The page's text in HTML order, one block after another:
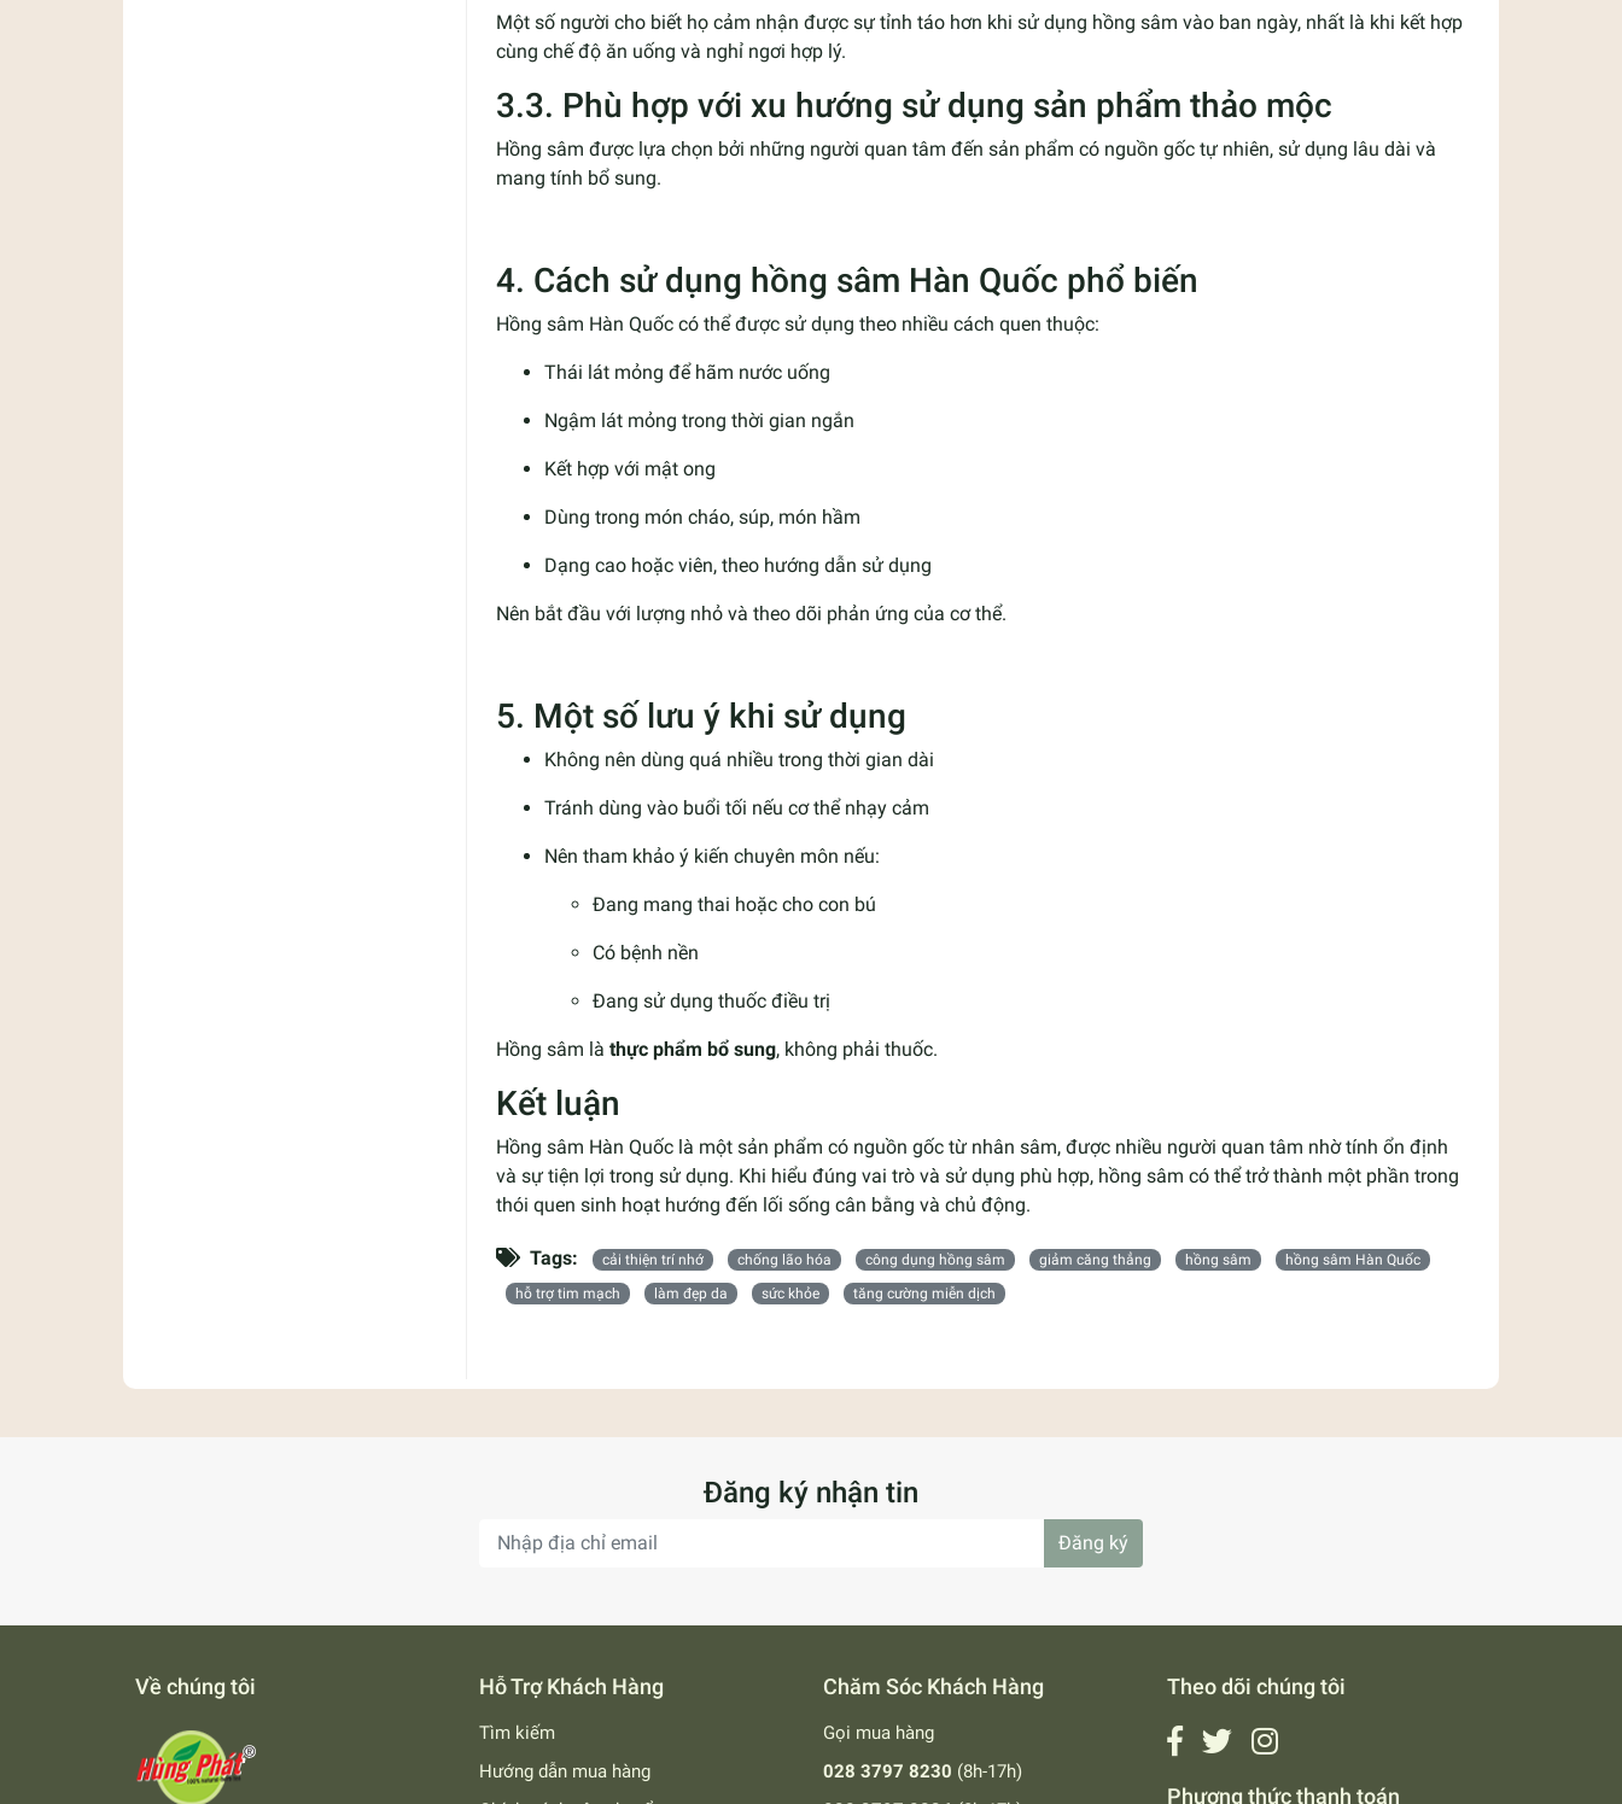
Một số người cho biết họ cảm nhận được sự tỉnh táo hơn khi sử dụng hồng sâm vào ban ngày, nhất là khi kết hợp
cùng chế độ ăn uống và nghỉ ngơi hợp lý.
3.3. Phù hợp với xu hướng sử dụng sản phẩm thảo mộc
Hồng sâm được lựa chọn bởi những người quan tâm đến sản phẩm có nguồn gốc tự nhiên, sử dụng lâu dài và
mang tính bổ sung.
4. Cách sử dụng hồng sâm Hàn Quốc phổ biến
Hồng sâm Hàn Quốc có thể được sử dụng theo nhiều cách quen thuộc:
Thái lát mỏng để hãm nước uống
Ngậm lát mỏng trong thời gian ngắn
Kết hợp với mật ong
Dùng trong món cháo, súp, món hầm
Dạng cao hoặc viên, theo hướng dẫn sử dụng
Nên bắt đầu với lượng nhỏ và theo dõi phản ứng của cơ thể.
5. Một số lưu ý khi sử dụng
Không nên dùng quá nhiều trong thời gian dài
Tránh dùng vào buổi tối nếu cơ thể nhạy cảm
Nên tham khảo ý kiến chuyên môn nếu:
Đang mang thai hoặc cho con bú
Có bệnh nền
Đang sử dụng thuốc điều trị
Hồng sâm là thực phẩm bổ sung, không phải thuốc.
Kết luận
Hồng sâm Hàn Quốc là một sản phẩm có nguồn gốc từ nhân sâm, được nhiều người quan tâm nhờ tính ổn định
và sự tiện lợi trong sử dụng. Khi hiểu đúng vai trò và sử dụng phù hợp, hồng sâm có thể trở thành một phần trong
thói quen sinh hoạt hướng đến lối sống cân bằng và chủ động.
Tags: cải thiện trí nhớ chống lão hóa công dụng hồng sâm giảm căng thẳng hồng sâm
hồng sâm Hàn Quốc
hỗ trợ tim mạch
làm đẹp da sức khỏe tăng cường miễn dịch
Đăng ký nhận tin
Đăng ký
Về chúng tôi Hỗ Trợ Khách Hàng
Tìm kiếm
Hướng dẫn mua hàng
Chăm Sóc Khách Hàng
Gọi mua hàng
028 3797 8230 (8h-17h)
Theo dõi chúng tôi
Phương thức thanh toán